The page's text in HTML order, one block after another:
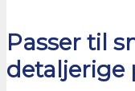
Passer til
detaljerige